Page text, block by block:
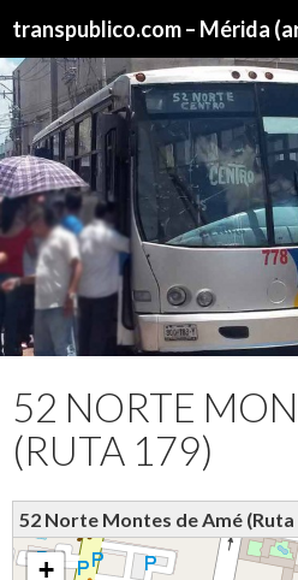
transpublico.com – Mérida
AL
CONTENIDO
52 NORTE
(RUTA 179)
52 Norte Montes de Amé (Ruta
+